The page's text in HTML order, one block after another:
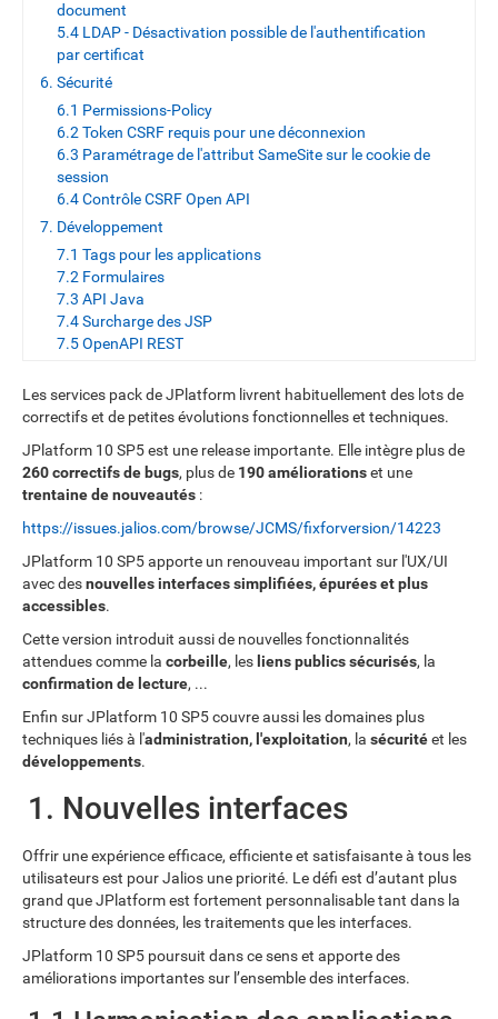
document
5.4 LDAP - Désactivation possible de l'authentification
par certificat
6. Sécurité
6.1 Permissions-Policy
6.2 Token CSRF requis pour une déconnexion
6.3 Paramétrage de l'attribut SameSite sur le cookie de
session
6.4 Contrôle CSRF Open API
7. Développement
7.1 Tags pour les applications
7.2 Formulaires
7.3 API Java
7.4 Surcharge des JSP
7.5 OpenAPI REST
Les services pack de JPlatform livrent habituellement des lots de
correctifs et de petites évolutions fonctionnelles et techniques.
JPlatform 10 SP5 est une release importante. Elle intègre plus de
260 correctifs de bugs, plus de 190 améliorationset une
trentaine de nouveautés :
https://issues.jalios.com/browse/JCMS/fixforversion/14223
JPlatform 10 SP5 apporte un renouveau important sur l'UX/UI
avec desnouvelles interfaces simplifiées, épurées et plus
accessibles.
Cette version introduit aussi de nouvelles fonctionnalités
attendues comme la corbeille, les liens publics sécurisés, la
confirmation de lecture, ...
Enfin sur JPlatform 10 SP5 couvre aussi les domaines plus
techniques liés à l'administration, l'exploitation, la sécuritéet les
développements.
1. Nouvelles interfaces
Offrir une expérience efficace, efficiente et satisfaisante à tous les
utilisateurs est pour Jalios une priorité. Le défi est d’autant plus
grand que JPlatform est fortement personnalisable tant dans la
structure des données, les traitements que les interfaces.
JPlatform 10 SP5 poursuit dans ce sens et apporte des
améliorations importantes sur l’ensemble des interfaces.